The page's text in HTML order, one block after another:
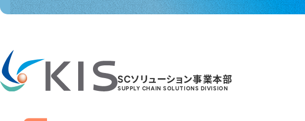
SCソリューション事業本部
SUPPLY CHAIN SOLUTIONS DIVISION